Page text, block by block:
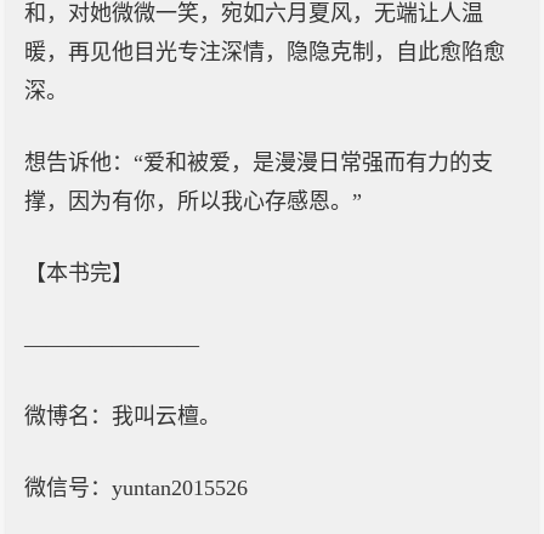
和，对她微微一笑，宛如六月夏风，无端让人温
暖，再见他目光专注深情，隐隐克制，自此愈陷愈
深。
想告诉他：“爱和被爱，是漫漫日常强而有力的支
撑，因为有你，所以我心存感恩。”
【本书完】
————————
微博名：我叫云檀。
微信号：yuntan2015526